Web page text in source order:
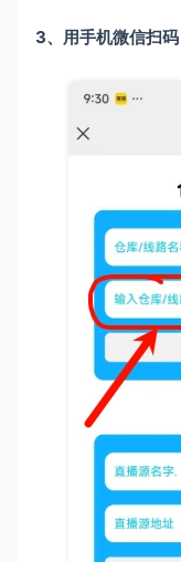
3、用手机微信扫码